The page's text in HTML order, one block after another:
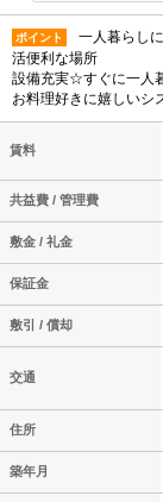
ポイント
一人暮らし
活便利な場所
設備充実☆すぐに一人
お料理好きに嬉しいシ
賃料
共益費 / 管理費
敷金 / 礼金
保証金
敷引 / 償却
交通
住所
築年月